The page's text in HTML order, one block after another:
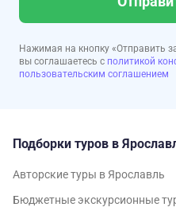
Нажимая на кнопку «Отправить
вы соглашаетесь с политикой
пользовательским соглашением
Подборки туров в
Авторские туры в Ярославль
Бюджетные экскурсионные